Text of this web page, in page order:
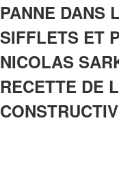
PANNE DANS
SIFFLETS ET
NICOLAS
RECETTE DE